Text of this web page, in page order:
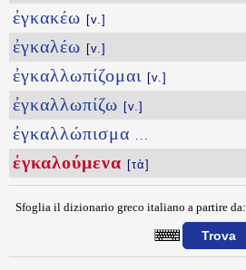
ἐγκακέω [v.]
ἐγκαλέω [v.]
ἐγκαλλωπίζομαι [v.]
ἐγκαλλωπίζω [v.]
ἐγκαλλώπισμα
ἐγκαλούμενα [τὰ]
Sfoglia il dizionario greco italiano a partire da: